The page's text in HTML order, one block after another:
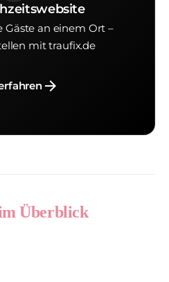
Gäste an einem Ort –
mit traufix.de
arrow_forward
Überblick